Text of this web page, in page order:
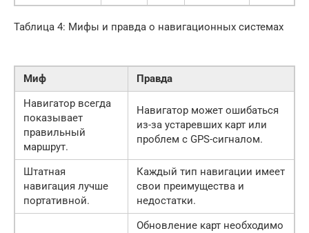
Таблица 4: Мифы и правда о навигационных системах
Миф
Правда
Навигатор всегда
показывает
правильный
маршрут.
Навигатор может ошибаться
из-за устаревших карт или
проблем с GPS-сигналом.
Штатная
навигация лучше
портативной.
Каждый тип навигации имеет
свои преимущества и
недостатки.
Обновление карт необходимо